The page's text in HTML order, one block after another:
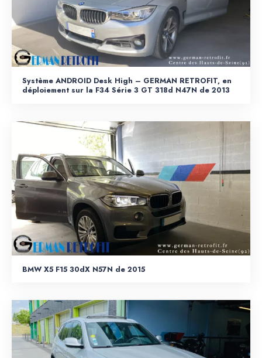
Système ANDROID Desk High – GERMAN RETROFIT, en
déploiement sur la F34 Série 3 GT 318d N47N de 2013
BMW X5 F15 30dX N57N de 2015